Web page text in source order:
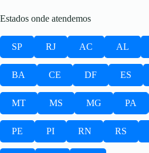
Estados onde atendemos
SP RJ AC AL
BA CE DF ES
MT MS MG PA
PE PI RN RS